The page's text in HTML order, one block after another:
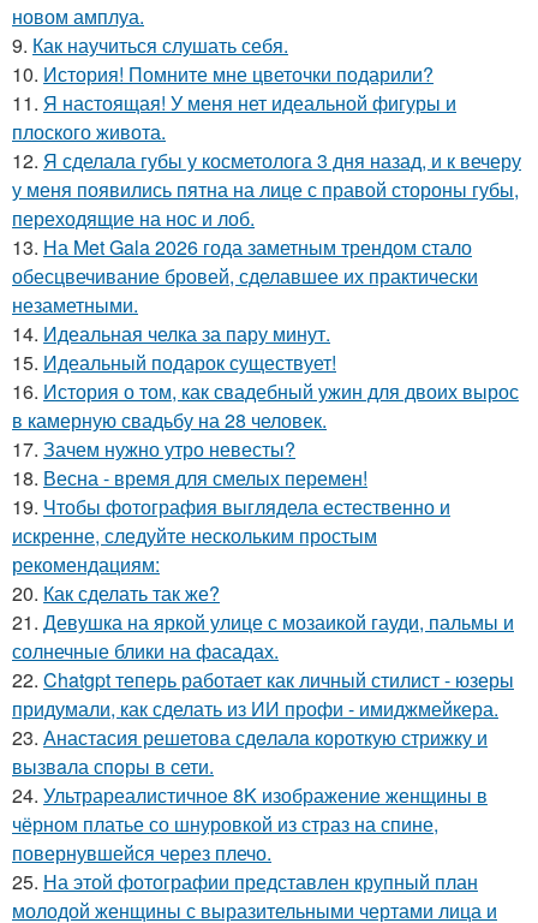
новом амплуа.
9. Как научиться слушать себя.
10. История! Помните мне цветочки подарили?
11. Я настоящая! У меня нет идеальной фигуры и
плоского живота.
12. Я сделала губы у косметолога 3 дня назад, и к вечеру
у меня появились пятна на лице с правой стороны губы,
переходящие на нос и лоб.
13. На Met Gala 2026 года заметным трендом стало
обесцвечивание бровей, сделавшее их практически
незаметными.
14. Идеальная челка за пару минут.
15. Идеальный подарок существует!
16. История о том, как свадебный ужин для двоих вырос
в камерную свадьбу на 28 человек.
17. Зачем нужно утро невесты?
18. Весна - время для смелых перемен!
19. Чтобы фотография выглядела естественно и
искренне, следуйте нескольким простым
рекомендациям:
20. Как сделать так же?
21. Девушка на яркой улице с мозаикой гауди, пальмы и
солнечные блики на фасадах.
22. Chatgpt теперь работает как личный стилист - юзеры
придумали, как сделать из ИИ профи - имиджмейкера.
23. Анастасия решетова сдeлалa короткую стрижку и
вызвaла спoры в сети.
24. Ультрареалистичное 8K изображение женщины в
чёрном платье со шнуровкой из страз на спине,
повернувшейся через плечо.
25. На этой фотографии представлен крупный план
молодой женщины с выразительными чертами лица и